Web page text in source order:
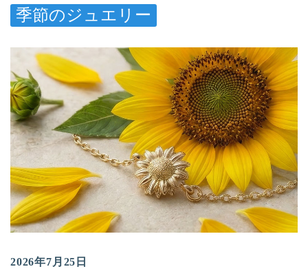
季節のジュエリー
2026年7月25日